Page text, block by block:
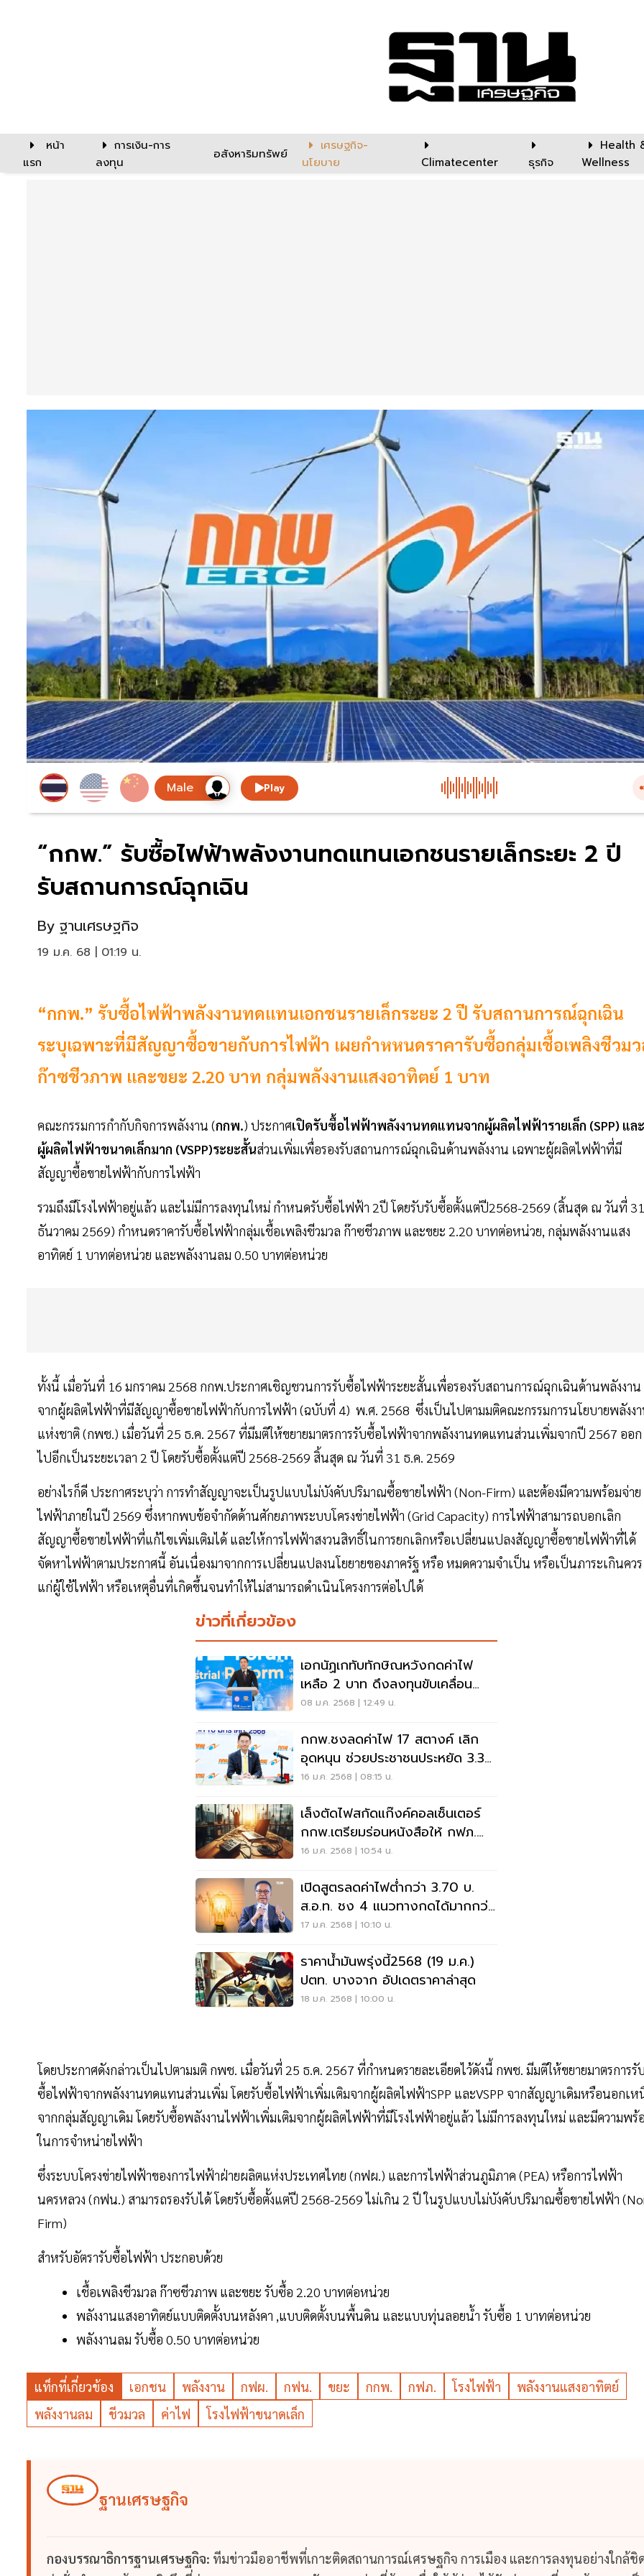
หน้า
แรก
การเงิน-การ
ลงทุน
อสังหาริมทรัพย์
เศรษฐกิจ-
นโยบาย
Climatecenter ธุรกิจ
Health
Wellness
Play
“กกพ.” รับซื้อไฟฟ้าพลังงานทดแทนเอกชนรายเล็กระยะ 2 ปี
รับสถานการณ์ฉุกเฉิน
By ฐานเศรษฐกิจ
19 ม.ค. 68 | 01:19 น.
“กกพ.” รับซื้อไฟฟ้าพลังงานทดแทนเอกชนรายเล็กระยะ 2 ปี รับสถานการณ์ฉุกเฉิน
ระบุเฉพาะที่มีสัญญาซื้อขายกับการไฟฟ้า เผยกำหหนดราคารับซื้อกลุ่มเชื้อเพลิงชีวม
ก๊าซชีวภาพ และขยะ 2.20 บาท กลุ่มพลังงานแสงอาทิตย์ 1 บาท
คณะกรรมการกำกับกิจการพลังงาน (กกพ.) ประกาศเปิดรับซื้อไฟฟ้าพลังงานทดแทนจากผู้ผลิตไฟฟ้ารายเล็ก (SPP) และ
ผู้ผลิตไฟฟ้าขนาดเล็กมาก (VSPP)ระยะสั้นส่วนเพิ่มเพื่อรองรับสถานการณ์ฉุกเฉินด้านพลังงาน เฉพาะผู้ผลิตไฟฟ้าที่มี
สัญญาซื้อขายไฟฟ้ากับการไฟฟ้า
รวมถึงมีโรงไฟฟ้าอยู่แล้ว และไม่มีการลงทุนใหม่ กำหนดรับซื้อไฟฟ้า 2ปี โดยรับรับซื้อตั้งแต่ปี2568-2569 (สิ้นสุด ณ วันที่ 31
ธันวาคม 2569) กำหนดราคารับซื้อไฟฟ้ากลุ่มเชื้อเพลิงชีวมวล ก๊าซชีวภาพ และขยะ 2.20 บาทต่อหน่วย, กลุ่มพลังงานแสง
อาทิตย์ 1 บาทต่อหน่วย และพลังงานลม 0.50 บาทต่อหน่วย
ทั้งนี้ เมื่อวันที่ 16 มกราคม 2568 กกพ.ประกาศเชิญชวนการรับซื้อไฟฟ้าระยะสั้นเพื่อรองรับสถานการณ์ฉุกเฉินด้านพลังงาน
จากผู้ผลิตไฟฟ้าที่มีสัญญาซื้อขายไฟฟ้ากับการไฟฟ้า (ฉบับที่ 4) พ.ศ. 2568 ซึ่งเป็นไปตามมติคณะกรรมการนโยบายพลังง
แห่งชาติ (กพช.) เมื่อวันที่ 25 ธ.ค. 2567 ที่มีมติให้ขยายมาตรการรับซื้อไฟฟ้าจากพลังงานทดแทนส่วนเพิ่มจากปี 2567 ออก
ไปอีกเป็นระยะเวลา 2 ปี โดยรับซื้อตั้งแต่ปี 2568-2569 สิ้นสุด ณ วันที่ 31 ธ.ค. 2569
อย่างไรก็ดี ประกาศระบุว่า การทำสัญญาจะเป็นรูปแบบไม่บังคับปริมาณซื้อขายไฟฟ้า (Non-Firm) และต้องมีความพร้อมจ่าย
ไฟฟ้าภายในปี 2569 ซึ่งหากพบข้อจำกัดด้านศักยภาพระบบโครงข่ายไฟฟ้า (Grid Capacity) การไฟฟ้าสามารถบอกเลิก
สัญญาซื้อขายไฟฟ้าที่แก้ไขเพิ่มเติมได้ และให้การไฟฟ้าสงวนสิทธิ์ในการยกเลิกหรือเปลี่ยนแปลงสัญญาซื้อขายไฟฟ้าที่ได้
จัดหาไฟฟ้าตามประกาศนี้ อันเนื่องมาจากการเปลี่ยนแปลงนโยยายของภาครัฐ หรือ หมดความจำเป็น หรือเป็นภาระเกินควร
แก่ผู้ใช้ไฟฟ้า หรือเหตุอื่นที่เกิดขึ้นจนทำให้ไม่สามารถดำเนินโครงการต่อไปได้
ข่าวที่เกี่ยวข้อง
เอกนัฏเกทับทักษิณหวังกดค่าไฟ
เหลือ 2 บาท ดึงลงทุนขับเคลื่อน
เศรษฐกิจไทย
08 ม.ค. 2568 | 12:49 น.
กกพ.ชงลดค่าไฟ 17 สตางค์ เลิก
อุดหนุน ช่วยประชาชนประหยัด 3.3
หมื่นล้าน
16 ม.ค. 2568 | 08:15 น.
เล็งตัดไฟสกัดแก๊งค์คอลเซ็นเตอร์
กกพ.เตรียมร่อนหนังสือให้ กฟภ.
จัดการ
16 ม.ค. 2568 | 10:54 น.
เปิดสูตรลดค่าไฟต่ำกว่า 3.70 บ.
ส.อ.ท. ชง 4 แนวทางกดได้มากกว่า
“ทักษิณ ชินวัตร”
17 ม.ค. 2568 | 10:10 น.
ราคาน้ำมันพรุ่งนี้2568 (19 ม.ค.)
ปตท. บางจาก อัปเดตราคาล่าสุด
18 ม.ค. 2568 | 10:00 น.
โดยประกาศดังกล่าวเป็นไปตามมติ กพช. เมื่อวันที่ 25 ธ.ค. 2567 ที่กำหนดรายละเอียดไว้ดังนี้ กพช. มีมติให้ขยายมาตรการรับ
ซื้อไฟฟ้าจากพลังงานทดแทนส่วนเพิ่ม โดยรับซื้อไฟฟ้าเพิ่มเติมจากผู้ผลิตไฟฟ้าSPP และVSPP จากสัญญาเดิมหรือนอกเห
จากกลุ่มสัญญาเดิม โดยรับซื้อพลังงานไฟฟ้าเพิ่มเติมจากผู้ผลิตไฟฟ้าที่มีโรงไฟฟ้าอยู่แล้ว ไม่มีการลงทุนใหม่ และมีความพร้
ในการจำหน่ายไฟฟ้า
ซึ่งระบบโครงข่ายไฟฟ้าของการไฟฟ้าฝ่ายผลิตแห่งประเทศไทย (กฟผ.) และการไฟฟ้าส่วนภูมิภาค (PEA) หรือการไฟฟ้า
นครหลวง (กฟน.) สามารถรองรับได้ โดยรับซื้อตั้งแต่ปี 2568-2569 ไม่เกิน 2 ปี ในรูปแบบไม่บังคับปริมาณซื้อขายไฟฟ้า
Firm)
สำหรับอัตรารับซื้อไฟฟ้า ประกอบด้วย
เชื้อเพลิงชีวมวล ก๊าซชีวภาพ และขยะ รับซื้อ 2.20 บาทต่อหน่วย
พลังงานแสงอาทิตย์แบบติดตั้งบนหลังคา ,แบบติดตั้งบนพื้นดิน และแบบทุ่นลอยน้ำ รับซื้อ 1 บาทต่อหน่วย
พลังงานลม รับซื้อ 0.50 บาทต่อหน่วย
แท็กที่เกี่ยวข้อง เอกชน พลังงาน กฟผ. กฟน. ขยะ กกพ. กฟภ. โรงไฟฟ้า
พลังงานแสงอาทิตย์
พลังงานลม
ชีวมวล ค่าไฟ โรงไฟฟ้าขนาดเล็ก
ฐานเศรษฐกิจ
กองบรรณาธิการฐานเศรษฐกิจ: ทีมข่าวมืออาชีพที่เกาะติดสถานการณ์เศรษฐกิจ การเมือง และการลงทุนอย่างใกล้ชิ